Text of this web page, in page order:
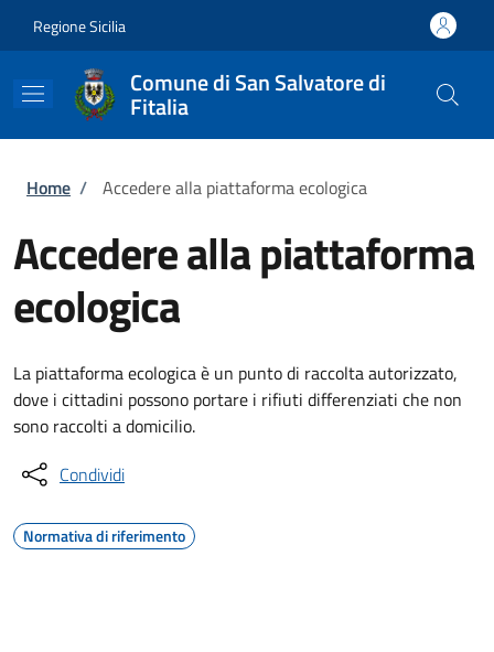
Regione Sicilia
Comune di San Salvatore di
Fitalia
Briciole di pane
Home / Accedere alla piattaforma ecologica
Accedere alla piattaforma
ecologica
La piattaforma ecologica è un punto di raccolta autorizzato,
dove i cittadini possono portare i rifiuti differenziati che non
sono raccolti a domicilio.
Condividi
Normativa di riferimento